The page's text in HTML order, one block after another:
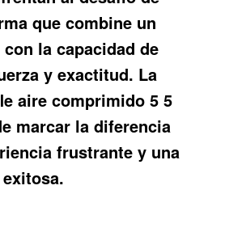
que combine un
la capacidad de
y exactitud. La
aire comprimido 5 5
marcar la diferencia
frustrante y una